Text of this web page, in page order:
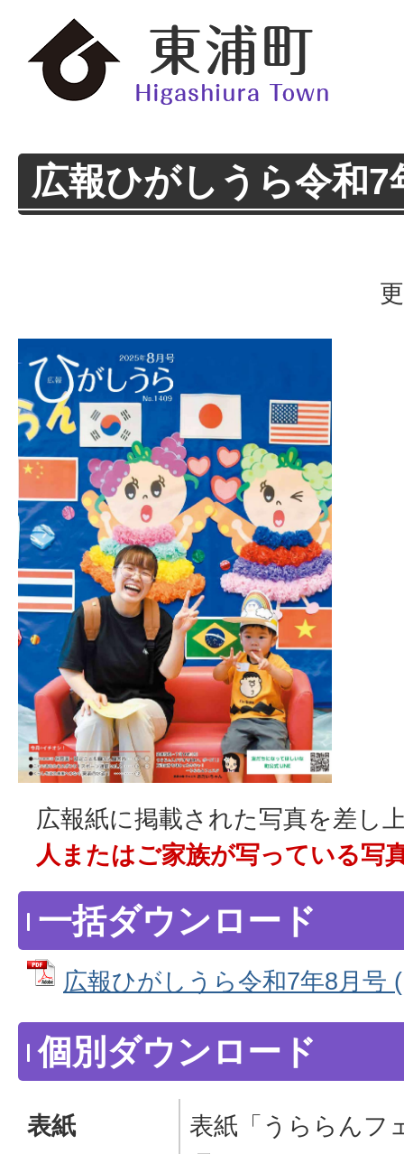
広報ひがしうら令和7
広報紙に掲載された写真を差し
人またはご家族が写っている写
一括ダウンロード
広報ひがしうら令和7年8月号
個別ダウンロード
表紙
表紙「うららんフ